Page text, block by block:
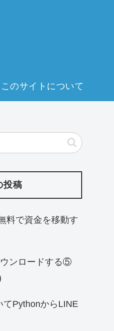
このサイトについて
投稿
料で資金を移動す
ンロードする⑤
てPythonからLINE